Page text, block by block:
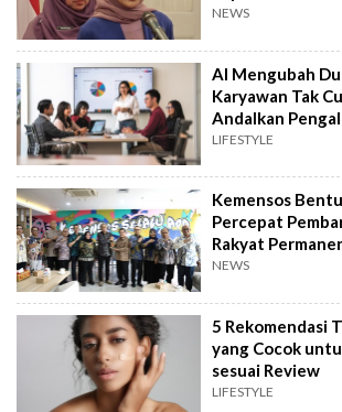
NEWS
AI Mengubah
Karyawan Tak
Andalkan
LIFESTYLE
Kemensos
Percepat
Rakyat
NEWS
5 Rekomendasi
yang Cocok
sesuai Review
LIFESTYLE